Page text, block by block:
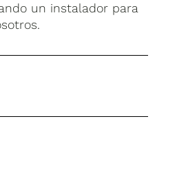
un instalador para